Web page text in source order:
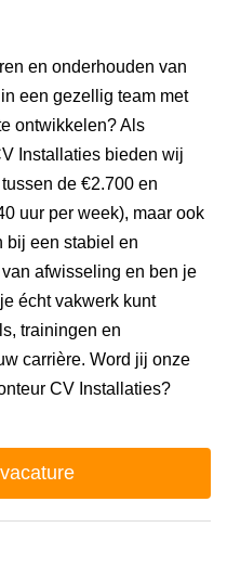
en onderhouden van
een gezellig team met
ontwikkelen? Als
Installaties bieden wij
de €2.700 en
uur per week), maar ook
bij een stabiel en
afwisseling en ben je
écht vakwerk kunt
trainingen en
carrière. Word jij onze
CV Installaties?